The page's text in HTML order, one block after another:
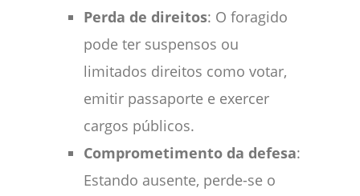
Perda de direitos: O foragido
pode ter suspensos ou
limitados direitos como votar,
emitir passaporte e exercer
cargos públicos.
Comprometimento da defesa:
Estando ausente, perde-se o